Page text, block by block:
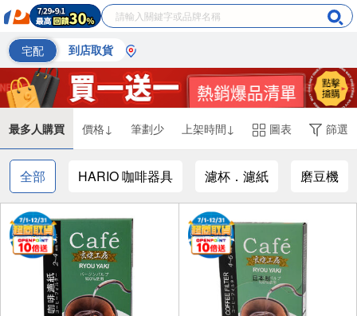
宅配 到店取貨
最多人購買 價格↓ 筆劃少 上架時間↓ 圖表 篩選
全部 HARIO 咖啡器具 濾杯．濾紙 磨豆機